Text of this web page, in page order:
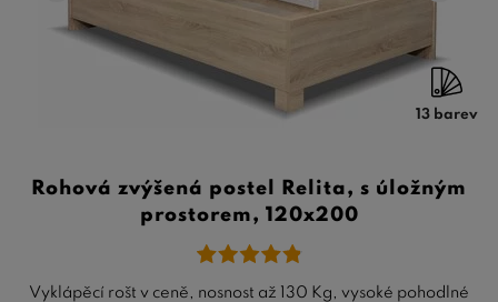
13 barev
Rohová zvýšená postel Relita, s úložným
prostorem, 120x200
Vyklápěcí rošt v ceně, nosnost až 130 Kg, vysoké pohodlné